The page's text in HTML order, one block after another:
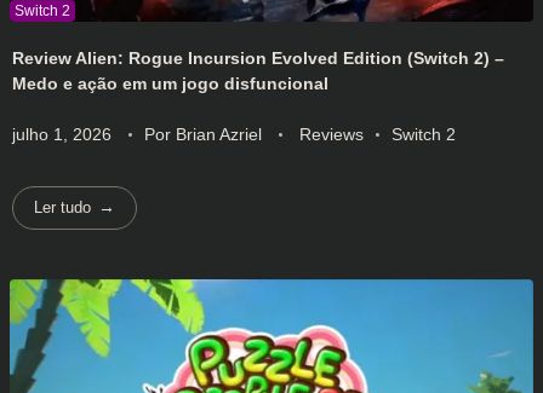
Review Alien: Rogue Incursion Evolved Edition (Switch 2) –
Medo e ação em um jogo disfuncional
julho 1, 2026 Por Brian Azriel Reviews Switch 2
Ler tudo